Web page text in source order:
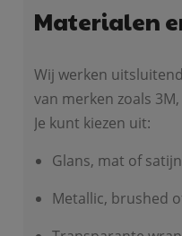
Materialen
Wij werken
van merken zoals
Je kunt kiezen uit:
Glans, mat of satijn
Metallic, brushed